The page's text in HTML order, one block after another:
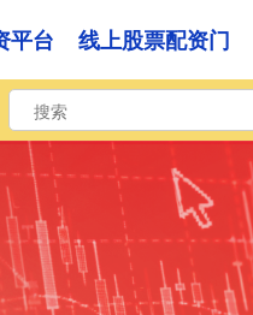
平台 线上股票配资门